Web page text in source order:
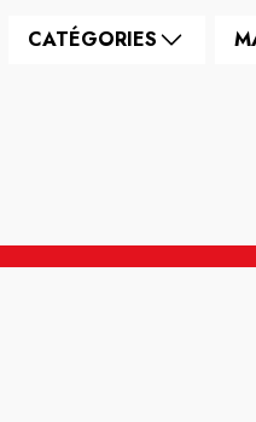
CATÉGORIES